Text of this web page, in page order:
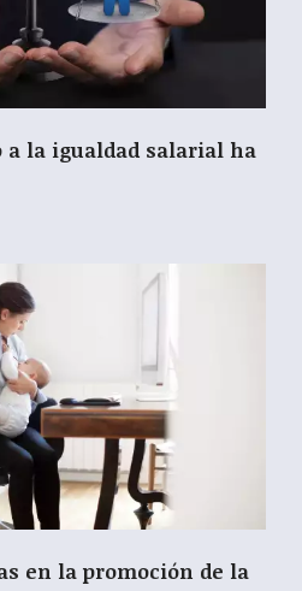
a la igualdad salarial ha
en la promoción de la